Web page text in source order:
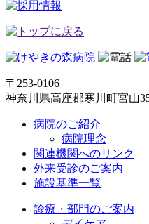
〒253-0106
神奈川県高座郡寒川町宮山
病院のご紹介
病院理念
関連機関へのリンク
外来受診のご案内
施設基準一覧
診療・部門のご案内